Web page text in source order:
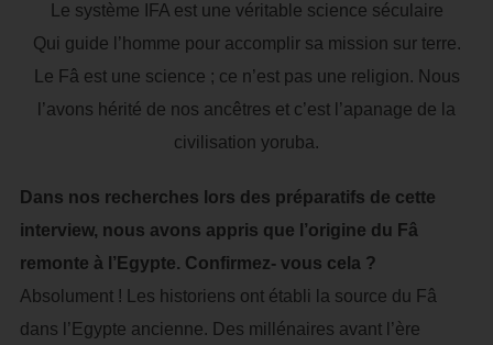
Le système IFA est une véritable science séculaire
Qui guide l’homme pour accomplir sa mission sur terre.
Le Fâ est une science ; ce n’est pas une religion. Nous
l’avons hérité de nos ancêtres et c’est l’apanage de la
civilisation yoruba.
Dans nos recherches lors des préparatifs de cette
interview, nous avons appris que l’origine du Fâ
remonte à l’Egypte. Confirmez- vous cela ?
Absolument ! Les historiens ont établi la source du Fâ
dans l’Egypte ancienne. Des millénaires avant l’ère